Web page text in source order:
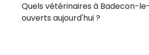
Quels vétérinaires à Badecon-
ouverts aujourd'hui ?